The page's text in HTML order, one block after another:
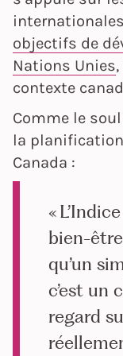
objectifs de
Nations Unies
contexte
Comme le
la
Canada :
«
bien-
qu’un
c’est un
regard